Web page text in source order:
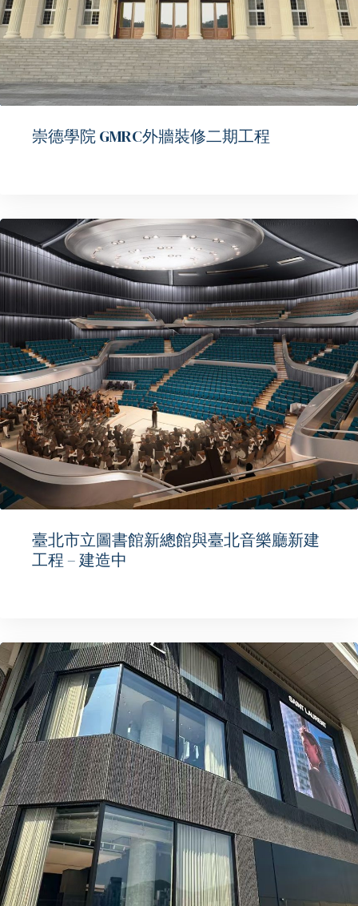
崇德學院 GMRC外牆裝修二期工程
臺北市立圖書館新總館與臺北音樂廳新建
工程 – 建造中